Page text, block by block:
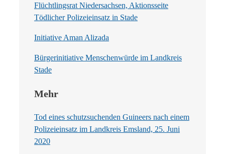
Flüchtlingsrat Niedersachsen, Aktionsseite
Tödlicher Polizeieinsatz in Stade
Initiative Aman Alizada
Bürgerinitiative Menschenwürde im Landkreis
Stade
Mehr
Tod eines schutzsuchenden Guineers nach einem
Polizeieinsatz im Landkreis Emsland, 25. Juni
2020